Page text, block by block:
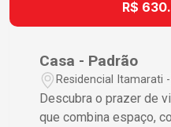
dúvidas e auxiliá-lo no
aquisição de imóveis
R$
Casa - Padrão
Residencial Itamarati
Descubra o prazer de
que combina espaço,